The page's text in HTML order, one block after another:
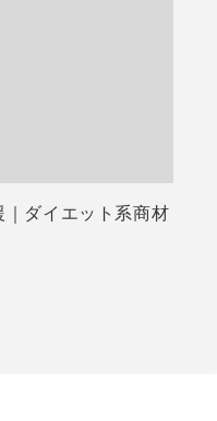
ダイエット系商材